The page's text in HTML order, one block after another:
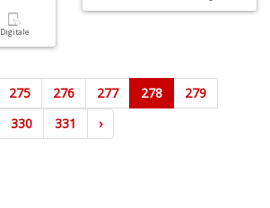
Digitale
275 276 277 278
279
330 331 ›